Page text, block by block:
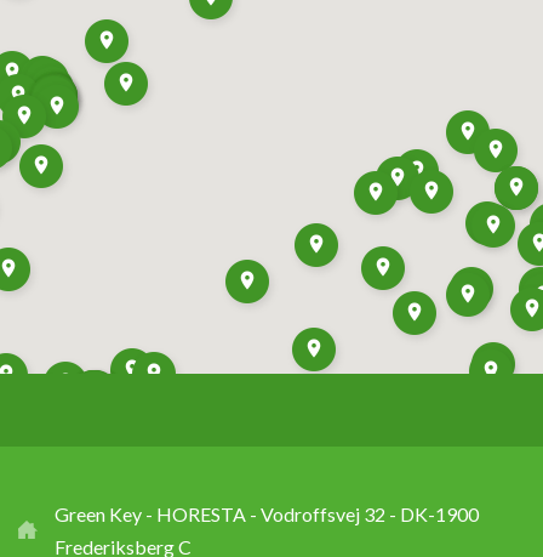
Green Key - HORESTA - Vodroffsvej 32 - DK-1900
Frederiksberg C